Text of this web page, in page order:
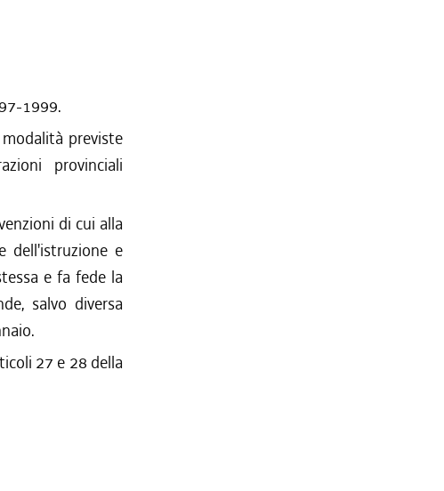
1999.
previste
provinciali
di cui alla
dell'istruzione e
e fa fede la
salvo diversa
27 e 28 della